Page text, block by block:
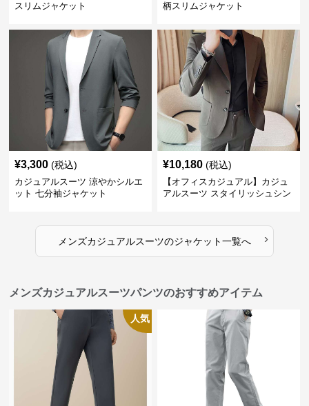
スリムジャケット
柄スリムジャケット
¥3,300 (税込)
カジュアルスーツ 涼やかシルエ
ット 七分袖ジャケット
¥10,180 (税込)
【オフィスカジュアル】カジュ
アルスーツ スタイリッシュシン
メンズカジュアルスーツのジャケット一覧へ ›
メンズカジュアルスーツパンツのおすすめアイテム
人気